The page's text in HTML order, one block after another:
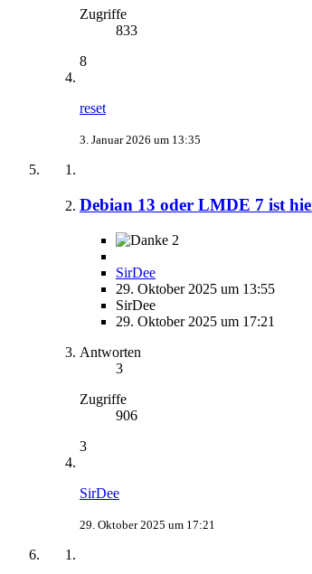
Zugriffe
833
8
reset
3. Januar 2026 um 13:35
Debian 13 oder LMDE 7 ist
2
SirDee
29. Oktober 2025 um 13:55
SirDee
29. Oktober 2025 um 17:21
Antworten
3
Zugriffe
906
3
SirDee
29. Oktober 2025 um 17:21